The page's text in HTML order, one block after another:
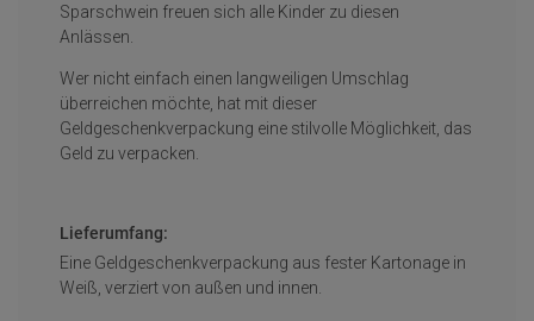
Sparschwein freuen sich alle Kinder zu diesen
Anlässen.
Wer nicht einfach einen langweiligen Umschlag
überreichen möchte, hat mit dieser
Geldgeschenkverpackung eine stilvolle Möglichkeit, das
Geld zu verpacken.
Lieferumfang:
Eine Geldgeschenkverpackung aus fester Kartonage in
Weiß, verziert von außen und innen.